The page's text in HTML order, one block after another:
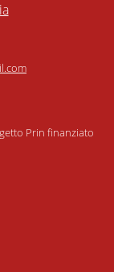
Prin finanziato